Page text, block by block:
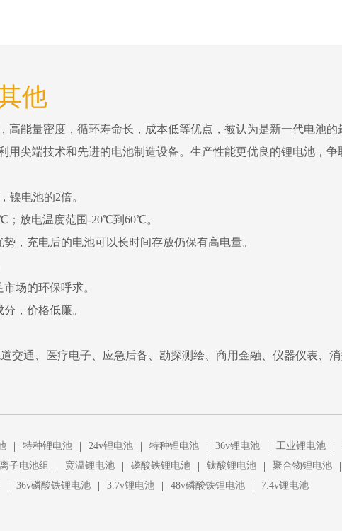
他
高能量密度，循环寿命长，成本低等优点，被认为是新一代电池
用尖端技术和先进的电池制造设备。生产性能更优良的锂电池，争
镍电池的2倍。
；放电温度范围-20℃到60℃。
，充电后的电池可以长时间存放仍保有高电量。
场的环保呼求。
，价格低廉。
交通、医疗电子、应急后备、勘探测绘、商用金融、仪器仪表、
| 特种锂电池 | 24v锂电池 | 特种锂电池 | 36v锂电池 | 工业锂电池 |
子电池组 | 宽温锂电池 | 磷酸铁锂电池 | 钛酸锂电池 | 聚合物锂电池 |
| 36v磷酸铁锂电池 | 3.7v锂电池 | 48v磷酸铁锂电池 | 7.4v锂电池